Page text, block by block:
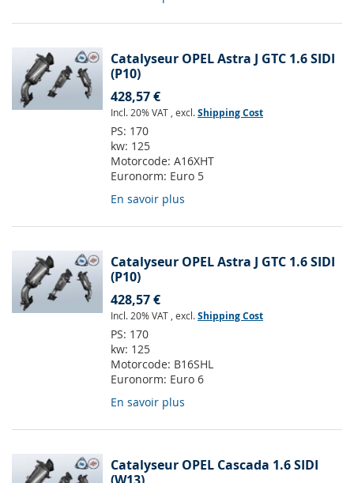
Catalyseur OPEL Astra J GTC 1.6 SIDI
(P10)
428,57 €
Incl. 20% VAT , excl.Shipping Cost
PS: 170
kw: 125
Motorcode: A16XHT
Euronorm: Euro 5
En savoir plus
Catalyseur OPEL Astra J GTC 1.6 SIDI
(P10)
428,57 €
Incl. 20% VAT , excl.Shipping Cost
PS: 170
kw: 125
Motorcode: B16SHL
Euronorm: Euro 6
En savoir plus
Catalyseur OPEL Cascada 1.6 SIDI